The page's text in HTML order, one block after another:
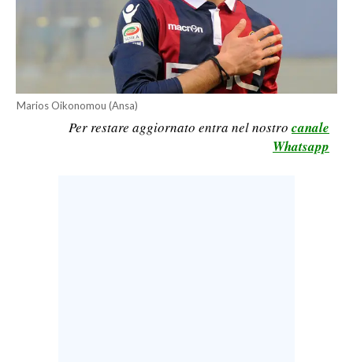
SERVIZI ALLE IMPRESE
SPORT IN SARDEGNA
Marios Oikonomou (Ansa)
Per restare aggiornato entra nel nostro canale
Whatsapp